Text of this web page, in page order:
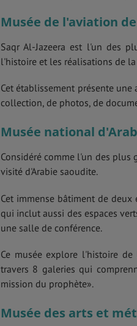
Musée de l'aviation
Saqr Al-Jazeera est l'un des
l'histoire et les réalisations de la
Cet établissement présente
collection, de photos, de
Musée national
Considéré comme l'un des
visité d'Arabie saoudite.
Cet immense bâtiment de
qui inclut aussi des espaces
une salle de conférence.
Ce musée explore l'histoire
travers 8 galeries qui
mission du prophète».
Musée des arts et